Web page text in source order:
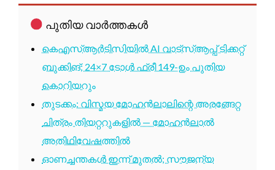
പുതിയ വാർത്തകൾ
കെഎസ്ആർടിസിയിൽ AI വാട്സ്ആപ്പ് ടിക്കറ്റ്
ബുക്കിങ്; 24×7 ടോൾ ഫ്രീ 149-ഉം പുതിയ
കൊറിയറും
തുടക്കം: വിസ്മയ മോഹൻലാലിന്റെ അരങ്ങേറ്റ
ചിത്രം തിയറ്ററുകളിൽ — മോഹൻലാൽ
അതിഥിവേഷത്തിൽ
ഓണച്ചന്തകൾ ഇന്ന് മുതൽ; സൗജന്യ